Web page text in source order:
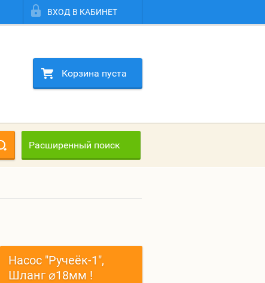
ВХОД В КАБИНЕТ
Корзина пуста
Расширенный поиск
Насос "Ручеёк-1",
Шланг ⌀18мм !